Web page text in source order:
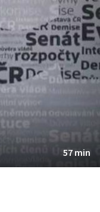
57 min